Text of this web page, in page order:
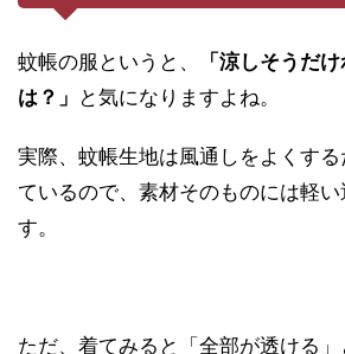
蚊帳の服というと、
「涼しそうだ
は？」 と気になりますよね。
実際、蚊帳生地は風通しをよくす
ているので、素材そのものには軽い
す。
ただ、着てみると「全部が透ける